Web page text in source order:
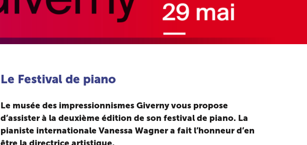
Le Festival de piano
Le musée des impressionnismes Giverny vous propose
d’assister à la deuxième édition de son festival de piano. La
pianiste internationale Vanessa Wagner a fait l’honneur d’en